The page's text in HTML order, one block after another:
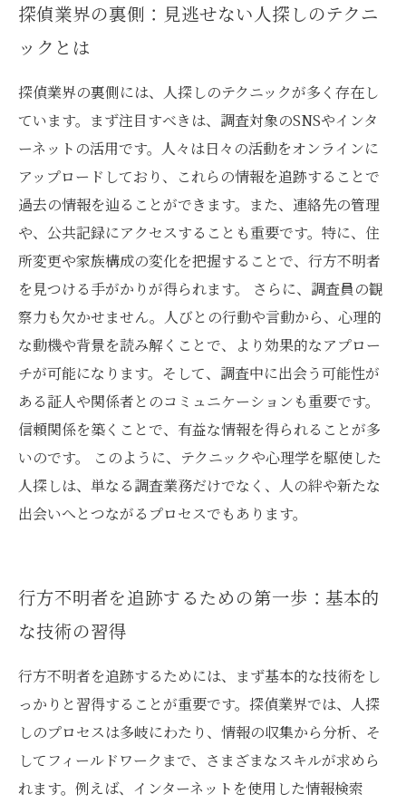
日常生活でも役立つ！探偵テクニックの応用法
人探しから見える新たな出会いの可能性
監修者：代表取締役 粟林 隆
探偵業界の裏側：見逃せない人探しのテクニ
ックとは
探偵業界の裏側には、人探しのテクニックが多く存在し
ています。まず注目すべきは、調査対象のSNSやインタ
ーネットの活用です。人々は日々の活動をオンラインに
アップロードしており、これらの情報を追跡することで
過去の情報を辿ることができます。また、連絡先の管理
や、公共記録にアクセスすることも重要です。特に、住
所変更や家族構成の変化を把握することで、行方不明者
を見つける手がかりが得られます。 さらに、調査員の観
察力も欠かせません。人びとの行動や言動から、心理的
な動機や背景を読み解くことで、より効果的なアプロー
チが可能になります。そして、調査中に出会う可能性が
ある証人や関係者とのコミュニケーションも重要です。
信頼関係を築くことで、有益な情報を得られることが多
いのです。 このように、テクニックや心理学を駆使した
人探しは、単なる調査業務だけでなく、人の絆や新たな
出会いへとつながるプロセスでもあります。
行方不明者を追跡するための第一歩：基本的
な技術の習得
行方不明者を追跡するためには、まず基本的な技術をし
っかりと習得することが重要です。探偵業界では、人探
しのプロセスは多岐にわたり、情報の収集から分析、そ
してフィールドワークまで、さまざまなスキルが求めら
れます。例えば、インターネットを使用した情報検索